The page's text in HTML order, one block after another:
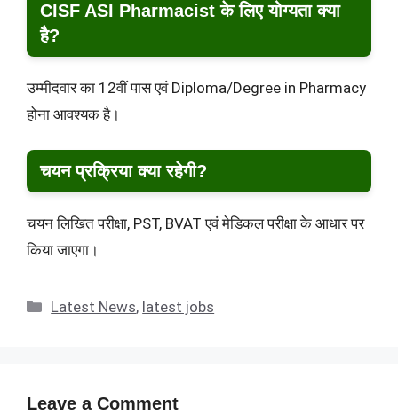
CISF ASI Pharmacist के लिए योग्यता क्या
है?
उम्मीदवार का 12वीं पास एवं Diploma/Degree in Pharmacy
होना आवश्यक है।
चयन प्रक्रिया क्या रहेगी?
चयन लिखित परीक्षा, PST, BVAT एवं मेडिकल परीक्षा के आधार पर
किया जाएगा।
Categories
Latest News, latest jobs
Leave a Comment